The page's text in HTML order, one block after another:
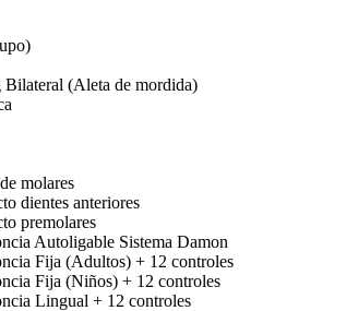
(Aleta de mordida)
molares
dientes anteriores
premolares
Autoligable Sistema Damon
Fija (Adultos) + 12 controles
Fija (Niños) + 12 controles
Lingual + 12 controles